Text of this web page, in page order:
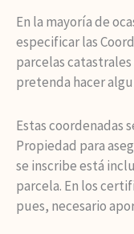
En la mayoría de
especificar las
parcelas
pretenda hacer
Estas coordenadas
Propiedad para
se inscribe está
parcela. En los
pues, necesario